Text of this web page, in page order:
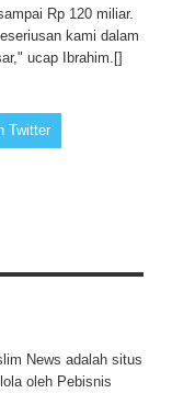
Rp 120 miliar.
kami dalam
ucap Ibrahim.[]
Twitter
News adalah situs
oleh Pebisnis